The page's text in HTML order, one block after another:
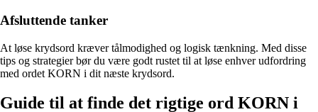
Afsluttende tanker
At løse krydsord kræver tålmodighed og logisk tænkning. Med disse
tips og strategier bør du være godt rustet til at løse enhver udfordring
med ordet KORN i dit næste krydsord.
Guide til at finde det rigtige ord KORN i